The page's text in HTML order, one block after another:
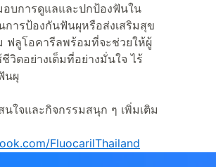
บการดูแลและปกป้องฟันใน
การป้องกันฟันผุหรือส่งเสริมสุข
ฟลูโอคารีลพร้อมที่จะช่วยให้ผู้
วิตอย่างเต็มที่อย่างมั่นใจ ไร้
นผุ
ใจและกิจกรรมสนุก ๆ เพิ่มเติม
FluocarilThailand